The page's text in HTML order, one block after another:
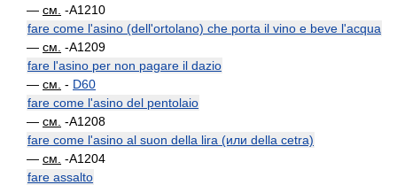
— см. -A1210
fare come l'asino (dell'ortolano) che porta il vino e beve l'acqua
— см. -A1209
fare l'asino per non pagare il dazio
— см. - D60
fare come l'asino del pentolaio
— см. -A1208
fare come l'asino al suon della lira (или della cetra)
— см. -A1204
fare assalto